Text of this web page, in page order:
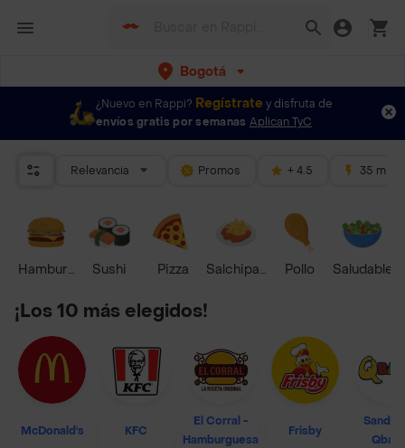
Bogotá
¿Nuevo en Rappi? Regístrate y disfruta de
envíos gratis por semanas Aplican TyC
Relevancia Promos + 4.5 35 mins
HamburguesaSushi Pizza Salchipapas Pollo Saludable
¡Los 10 más elegidos!
McDonald's KFC
El Corral -
Hamburguesa
Frisby